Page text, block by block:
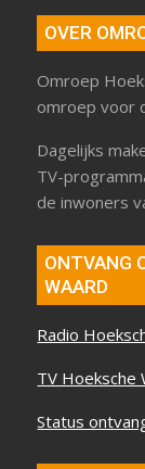
OVER
Omroep
omroep voor
Dagelijks
TV-
de inwoners
ONTVANG
WAARD
Radio
TV Hoeksche
Status